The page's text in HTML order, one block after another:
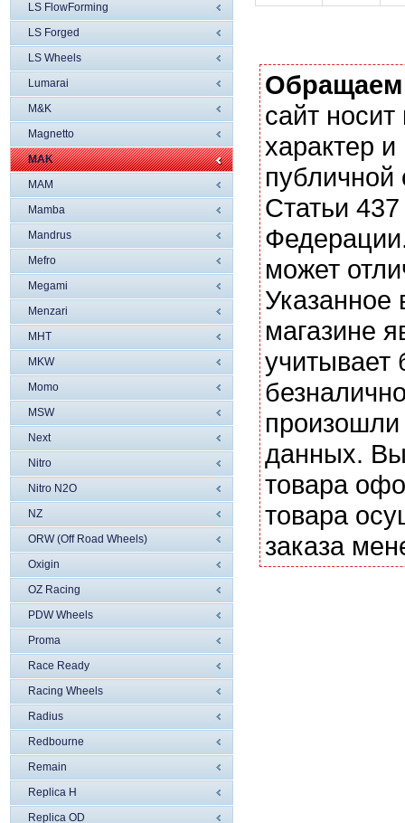
LS FlowForming
LS Forged
LS Wheels
Lumarai
M&K
Magnetto
MAK
MAM
Mamba
Mandrus
Mefro
Megami
Menzari
MHT
MKW
Momo
MSW
Next
Nitro
Nitro N2O
NZ
ORW (Off Road Wheels)
Oxigin
OZ Racing
PDW Wheels
Proma
Race Ready
Racing Wheels
Radius
Redbourne
Remain
Replica H
Replica OD
сайт
характер
Статьи
может
магазине
учитывает
данных. Вы
товара
товара
заказа